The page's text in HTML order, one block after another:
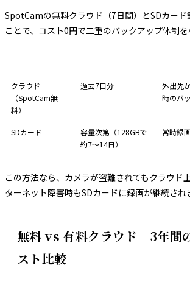
SpotCamの無料クラウド（7日間）とSDカード
ことで、コスト0円で二重のバックアップ体制を
クラウド
（SpotCam無
料）
過去7日分
外出先
時のバ
SDカード
容量次第（128GBで
約7〜14日）
常時録
この方法なら、カメラが盗難されてもクラウド
ターネット障害時もSDカードに録画が継続され
無料 vs 有料クラウド｜3年間
スト比較